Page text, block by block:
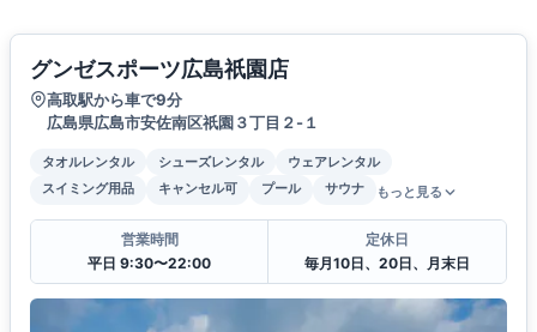
グンゼスポーツ広島祇園店
高取駅から車で9分
広島県広島市安佐南区祇園３丁目２-１
タオルレンタル シューズレンタル
ウェアレンタル
スイミング用品
キャンセル可 プール サウナ もっと見る
営業時間
平日 9:30〜22:00
定休日
毎月10日、20日、月末日